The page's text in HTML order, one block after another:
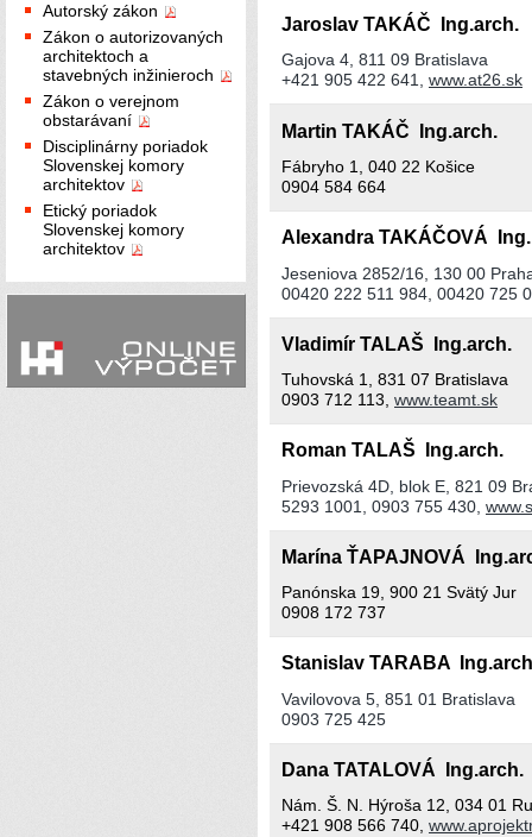
Autorský zákon
Zákon o autorizovaných
architektoch a
stavebných inžinieroch
Zákon o verejnom
obstarávaní
Disciplinárny poriadok
Slovenskej komory
architektov
Etický poriadok
Slovenskej komory
architektov
Jaroslav TAKÁČ Ing.arch.
Gajova 4, 811 09 Bratislava
+421 905 422 641, www.at26.sk
Martin TAKÁČ Ing.arch.
Fábryho 1, 040 22 Košice
0904 584 664
Alexandra TAKÁČOVÁ
Jeseniova 2852/16, 130 00
00420 222 511 984, 00420 725
Vladimír TALAŠ Ing.arch.
Tuhovská 1, 831 07 Bratislava
0903 712 113, www.teamt.sk
Roman TALAŠ Ing.arch.
Prievozská 4D, blok E, 821 09
5293 1001, 0903 755 430,
Marína ŤAPAJNOVÁ
Panónska 19, 900 21 Svätý Jur
0908 172 737
Stanislav TARABA
Vavilovova 5, 851 01 Bratislava
0903 725 425
Dana TATALOVÁ Ing.arch.
Nám. Š. N. Hýroša 12, 034 01
+421 908 566 740,